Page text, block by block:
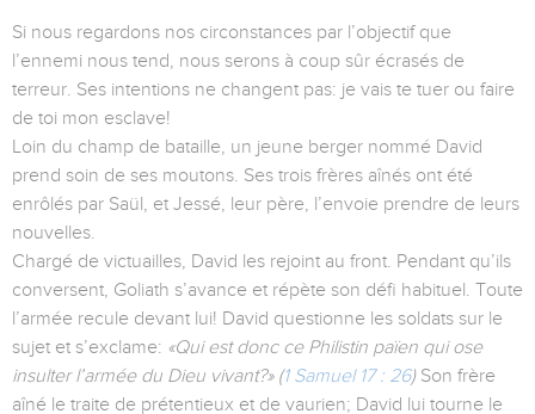
Si nous regardons nos circonstances par l’objectif que
l’ennemi nous tend, nous serons à coup sûr écrasés de
terreur. Ses intentions ne changent pas: je vais te tuer ou faire
de toi mon esclave!
Loin du champ de bataille, un jeune berger nommé David
prend soin de ses moutons. Ses trois frères aînés ont été
enrôlés par Saül, et Jessé, leur père, l’envoie prendre de leurs
nouvelles.
Chargé de victuailles, David les rejoint au front. Pendant qu’ils
conversent, Goliath s’avance et répète son défi habituel. Toute
l’armée recule devant lui! David questionne les soldats sur le
sujet et s’exclame: «Qui est donc ce Philistin païen qui ose
insulter l’armée du Dieu vivant?» (1 Samuel 17 : 26)Son frère
aîné le traite de prétentieux et de vaurien; David lui tourne le